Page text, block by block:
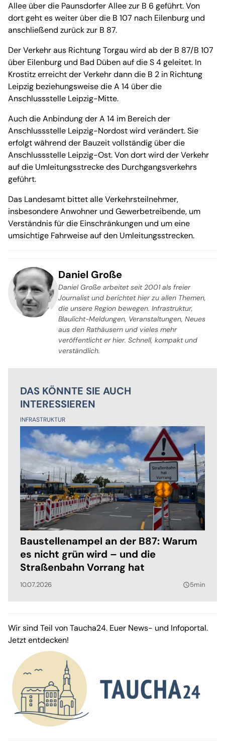
Allee über die Paunsdorfer Allee zur B 6 geführt. Von
dort geht es weiter über die B 107 nach Eilenburg und
anschließend zurück zur B 87.
Der Verkehr aus Richtung Torgau wird ab der B 87/B 107
über Eilenburg und Bad Düben auf die S 4 geleitet. In
Krostitz erreicht der Verkehr dann die B 2 in Richtung
Leipzig beziehungsweise die A 14 über die
Anschlussstelle Leipzig-Mitte.
Auch die Anbindung der A 14 im Bereich der
Anschlussstelle Leipzig-Nordost wird verändert. Sie
erfolgt während der Bauzeit vollständig über die
Anschlussstelle Leipzig-Ost. Von dort wird der Verkehr
auf die Umleitungsstrecke des Durchgangsverkehrs
geführt.
Das Landesamt bittet alle Verkehrsteilnehmer,
insbesondere Anwohner und Gewerbetreibende, um
Verständnis für die Einschränkungen und um eine
umsichtige Fahrweise auf den Umleitungsstrecken.
Daniel Große
Daniel Große arbeitet seit 2001 als freier
Journalist und berichtet hier zu allen Themen,
die unsere Region bewegen. Infrastruktur,
Blaulicht-Meldungen, Veranstaltungen, Neues
aus den Rathäusern und vieles mehr
veröffentlicht er hier. Schnell, kompakt und
verständlich.
DAS KÖNNTE SIE AUCH
INTERESSIEREN
INFRASTRUKTUR
Baustellenampel an der B87: Warum
es nicht grün wird – und die
Straßenbahn Vorrang hat
10.07.2026 query_builder5min
Wir sind Teil von Taucha24. Euer News- und Infoportal.
Jetzt entdecken!